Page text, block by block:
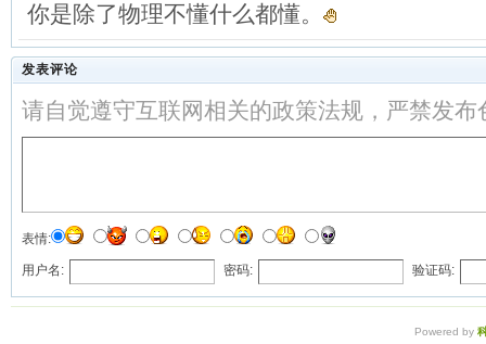
你是除了物理不懂什么都懂。
发表评论
请自觉遵守互联网相关的政策法规，严禁发
表情:
用户名: 密码: 验证码:
Powered by